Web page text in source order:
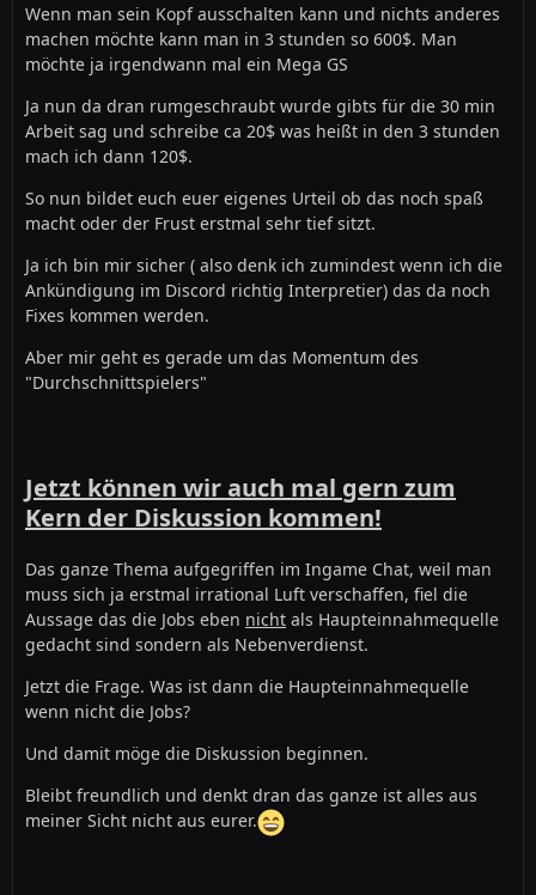
Wenn man sein Kopf ausschalten kann und nichts anderes
machen möchte kann man in 3 stunden so 600$. Man
möchte ja irgendwann mal ein Mega GS
Ja nun da dran rumgeschraubt wurde gibts für die 30 min
Arbeit sag und schreibe ca 20$ was heißt in den 3 stunden
mach ich dann 120$.
So nun bildet euch euer eigenes Urteil ob das noch spaß
macht oder der Frust erstmal sehr tief sitzt.
Ja ich bin mir sicher ( also denk ich zumindest wenn ich die
Ankündigung im Discord richtig Interpretier) das da noch
Fixes kommen werden.
Aber mir geht es gerade um das Momentum des
"Durchschnittspielers"
Jetzt können wir auch mal gern zum
Kern der Diskussion kommen!
Das ganze Thema aufgegriffen im Ingame Chat, weil man
muss sich ja erstmal irrational Luft verschaffen, fiel die
Aussage das die Jobs eben nicht als Haupteinnahmequelle
gedacht sind sondern als Nebenverdienst.
Jetzt die Frage. Was ist dann die Haupteinnahmequelle
wenn nicht die Jobs?
Und damit möge die Diskussion beginnen.
Bleibt freundlich und denkt dran das ganze ist alles aus
meiner Sicht nicht aus eurer.